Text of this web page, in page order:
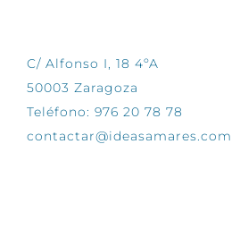
C/ Alfonso I, 18 4ºA
50003 Zaragoza
Teléfono: 976 20 78 78
contactar@ideasamares.com